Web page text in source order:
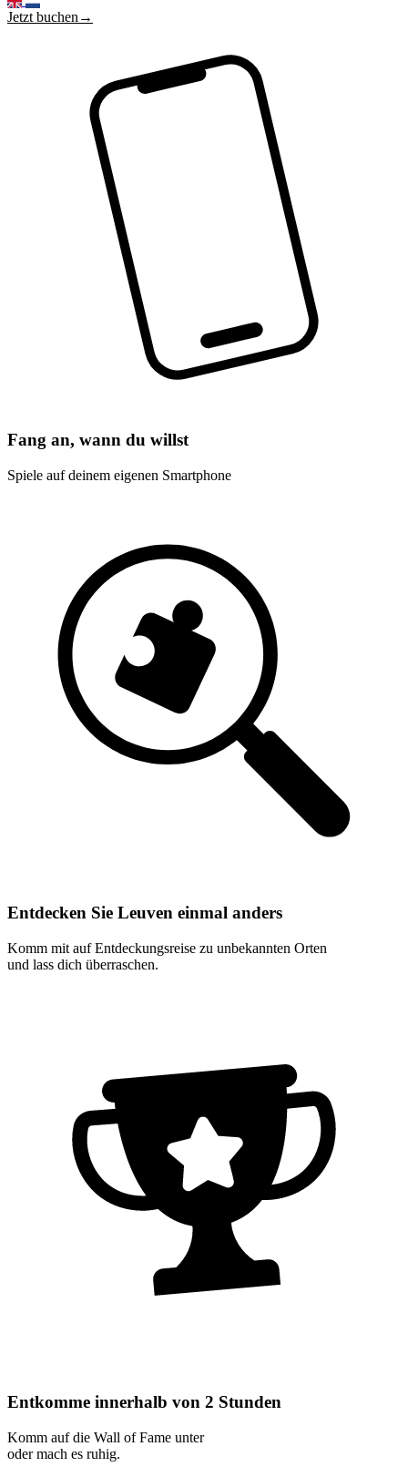
Jetzt buchen→
Fang an, wann du willst
Spiele auf deinem eigenen Smartphone
Entdecken Sie Leuven einmal anders
Komm mit auf Entdeckungsreise zu unbekannten Orten
und lass dich überraschen.
Entkomme innerhalb von 2 Stunden
Komm auf die Wall of Fame unter
oder mach es ruhig.